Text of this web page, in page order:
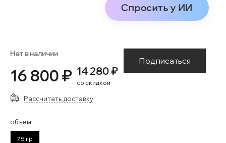
Спросить у ИИ
Нет в наличии
16 800 ₽ 14 280 ₽
со скидкой
Подписаться
Рассчитать доставку
объем
75 гр